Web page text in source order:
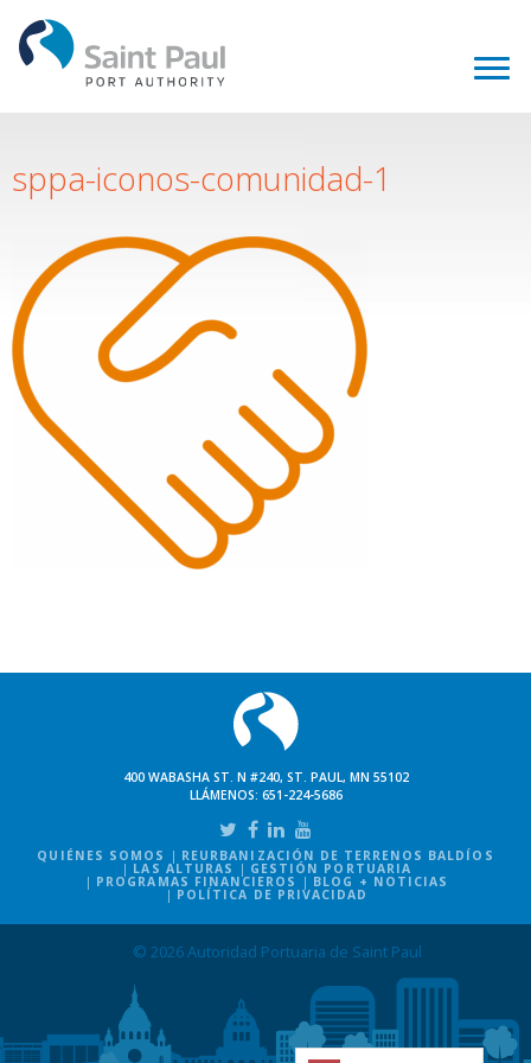
sppa-iconos-comunidad-1
400 WABASHA ST. N #240, ST. PAUL, MN 55102
LLÁMENOS: 651-224-5686
QUIÉNES SOMOS REURBANIZACIÓN DE TERRENOS BALDÍOS
LAS ALTURAS GESTIÓN PORTUARIA
PROGRAMAS FINANCIEROS BLOG + NOTICIAS
POLÍTICA DE PRIVACIDAD
© 2026 Autoridad Portuaria de Saint Paul